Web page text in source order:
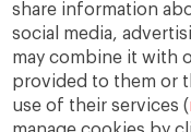
share information
social media,
may combine it with
provided to them or
use of their services (
rescat
solidaritat
video virtud